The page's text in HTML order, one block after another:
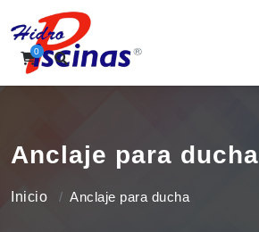
0
Anclaje para ducha
Inicio Anclaje para ducha